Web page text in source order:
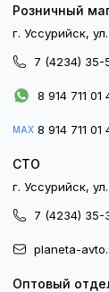
Розничный
г. Уссурийск,
7 (4234) 35-
8 914 711 01
MAX 8 914 711 01
СТО
г. Уссурийск,
7 (4234) 35-
planeta-
Оптовый